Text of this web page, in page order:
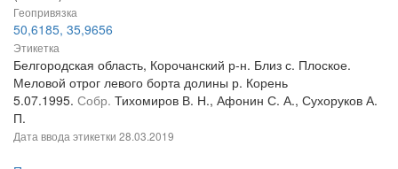
Геопривязка
50,6185, 35,9656
Этикетка
Белгородская область, Корочанский р-н. Близ с. Плоское.
Меловой отрог левого борта долины р. Корень
5.07.1995. Собр. Тихомиров В. Н., Афонин С. А., Сухоруков А.
П.
Дата ввода этикетки 28.03.2019